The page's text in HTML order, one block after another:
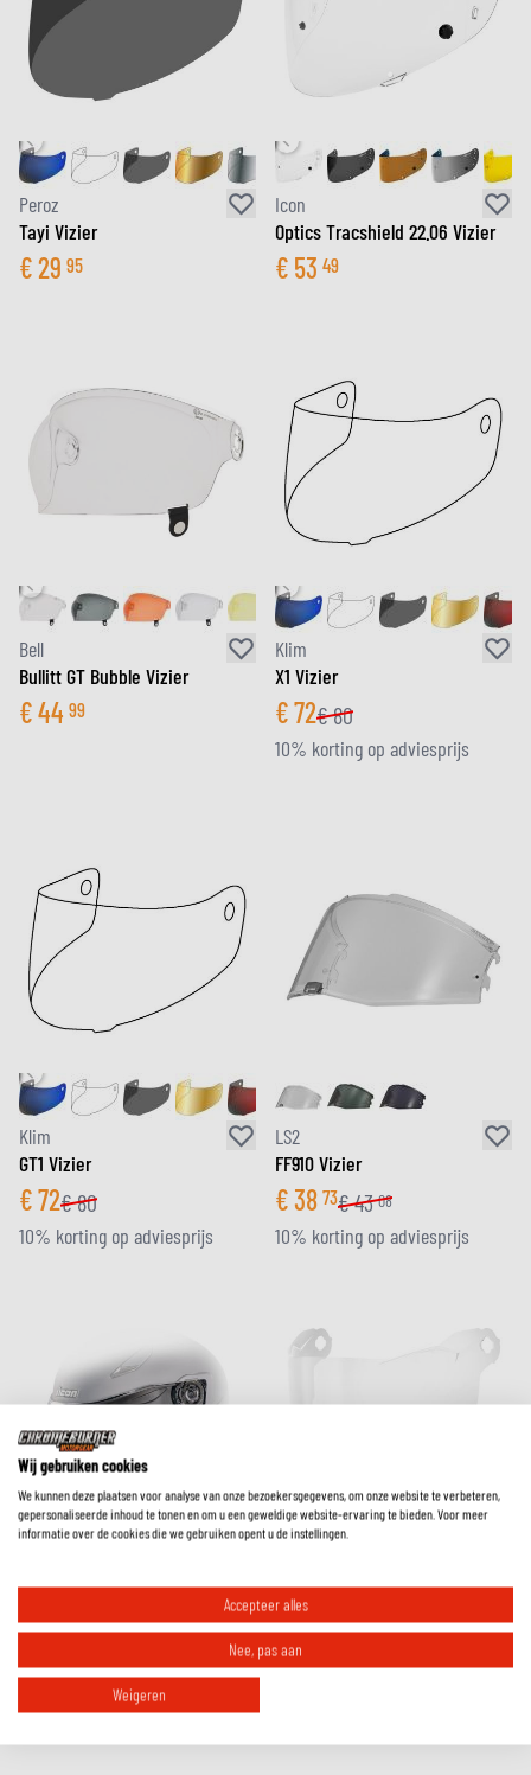
Peroz
Tayi Vizier
€29 95
Icon
Optics Tracshield 22.06 Vizier
€ 53 49
Bell
Bullitt GT Bubble Vizier
€44 99
Klim
X1 Vizier
€72€80
10% korting op adviesprijs
Klim
GT1 Vizier
€72€80
10% korting op adviesprijs
LS2
FF910 Vizier
€38 73€43 08
10% korting op adviesprijs
Icon
€41 59
Icon
Ultraflite Vizier 22.06
Wij gebruiken cookies
We kunnen deze plaatsen voor analyse van onze bezoekersgegevens, om onze website te verbeteren,
gepersonaliseerde inhoud te tonen en om u een geweldige website-ervaring te bieden. Voor meer
informatie over de cookies die we gebruiken opent u de instellingen.
Accepteer alles
Nee, pas aan
Weigeren